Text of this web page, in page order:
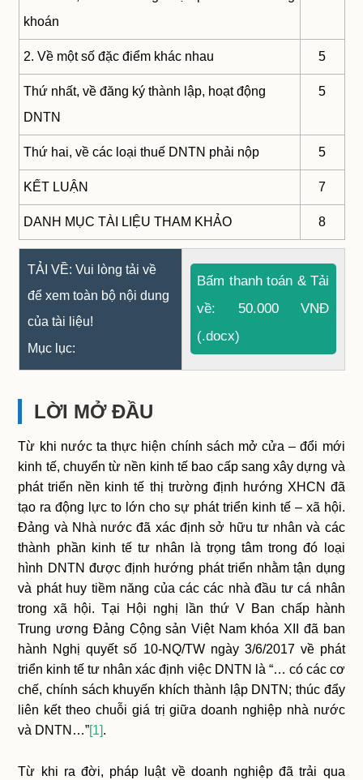
khoán
2. Về một số đặc điểm khác nhau 5
Thứ nhất, về đăng ký thành lập, hoạt động
DNTN
5
Thứ hai, về các loại thuế DNTN phải nộp 5
KẾT LUẬN 7
DANH MỤC TÀI LIỆU THAM KHẢO 8
TẢI VỀ: Vui lòng tải về
để xem toàn bộ nội dung
của tài liệu!
Mục lục:
Bấm thanh toán & Tải
về: 50.000 VNĐ
(.docx)
LỜI MỞ ĐẦU
Từ khi nước ta thực hiện chính sách mở cửa – đổi mới
kinh tế, chuyển từ nền kinh tế bao cấp sang xây dựng và
phát triển nền kinh tế thị trường định hướng XHCN đã
tạo ra động lực to lớn cho sự phát triển kinh tế – xã hội.
Đảng và Nhà nước đã xác định sở hữu tư nhân và các
thành phần kinh tế tư nhân là trọng tâm trong đó loại
hình DNTN được định hướng phát triển nhằm tận dụng
và phát huy tiềm năng của các các nhà đầu tư cá nhân
trong xã hội. Tại Hội nghị lần thứ V Ban chấp hành
Trung ương Đảng Cộng sản Việt Nam khóa XII đã ban
hành Nghị quyết số 10-NQ/TW ngày 3/6/2017 về phát
triển kinh tế tư nhân xác định việc DNTN là “… có các cơ
chế, chính sách khuyến khích thành lập DNTN; thúc đẩy
liên kết theo chuỗi giá trị giữa doanh nghiệp nhà nước
và DNTN…”[1].
Từ khi ra đời, pháp luật về doanh nghiệp đã trải qua